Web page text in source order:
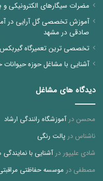
مضرات سیگارهای الکترونیکی
آموزش تخصصی گل آرایی در
صادقی در مشهد
تخصصی ترین تعمیرگاه
آشنایی با مشاغل حوزه حیوانات
دیدگاه های مشاغل
محسن درآموزشگاه رانندگی ارشاد
ناشناس درپالت رنگی
شادی علیپوردرآشنایی با
مصطفی در موسسه حفاظتی